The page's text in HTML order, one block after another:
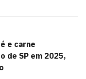
e carne
de SP em 2025,